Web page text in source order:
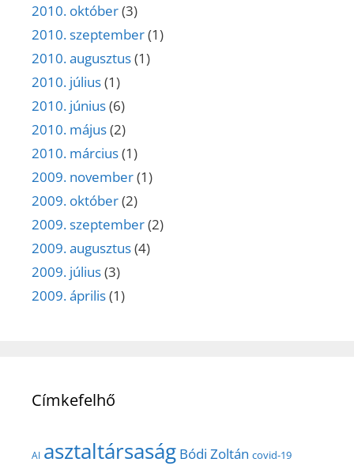
2010. október(3)
2010. szeptember(1)
2010. augusztus(1)
2010. július(1)
2010. június(6)
2010. május(2)
2010. március(1)
2009. november(1)
2009. október(2)
2009. szeptember(2)
2009. augusztus(4)
2009. július(3)
2009. április(1)
Címkefelhő
AI asztaltársaság Bódi Zoltán covid-19